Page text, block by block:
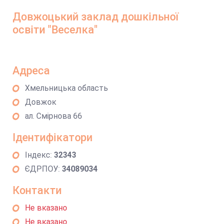
Довжоцький заклад дошкільної
освіти "Веселка"
Адреса
Хмельницька область
Довжок
ал. Смірнова 66
Ідентифікатори
Індекс: 32343
ЄДРПОУ: 34089034
Контакти
Не вказано
Не вказано